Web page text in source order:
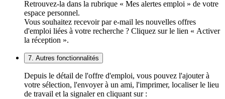
Retrouvez-la dans la rubrique « Mes alertes emploi » de votre
espace personnel.
Vous souhaitez recevoir par e-mail les nouvelles offres
d'emploi liées à votre recherche ? Cliquez sur le lien « Activer
la réception ».
7. Autres fonctionnalités
Depuis le détail de l'offre d'emploi, vous pouvez l'ajouter à
votre sélection, l'envoyer à un ami, l'imprimer, localiser le lieu
de travail et la signaler en cliquant sur :